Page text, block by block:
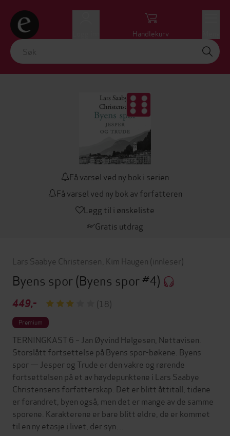
Handlekurv
Få varsel ved ny bok i serien
Få varsel ved ny bok av forfatteren
Legg til i ønskeliste
Gratis utdrag
Lars Saabye Christensen Kim Haugen (innleser)
Byens spor(Byens spor #4)
449,- (18)
Premium
TERNINGKAST 6 – Jan Øyvind Helgesen, Nettavisen.
Storslått fortsettelse på Byens spor-bøkene. Byens
spor — Jesper og Trude er den vakre og rørende
fortsettelsen på et av høydepunktene i Lars Saabye
Christensens forfatterskap. Det er blitt åttitall, tidene
er forandret, byen også, men det er mange av de samme
sporene. Karakterene er bare blitt eldre, de er kommet
til en ny etasje i livet, der syn…